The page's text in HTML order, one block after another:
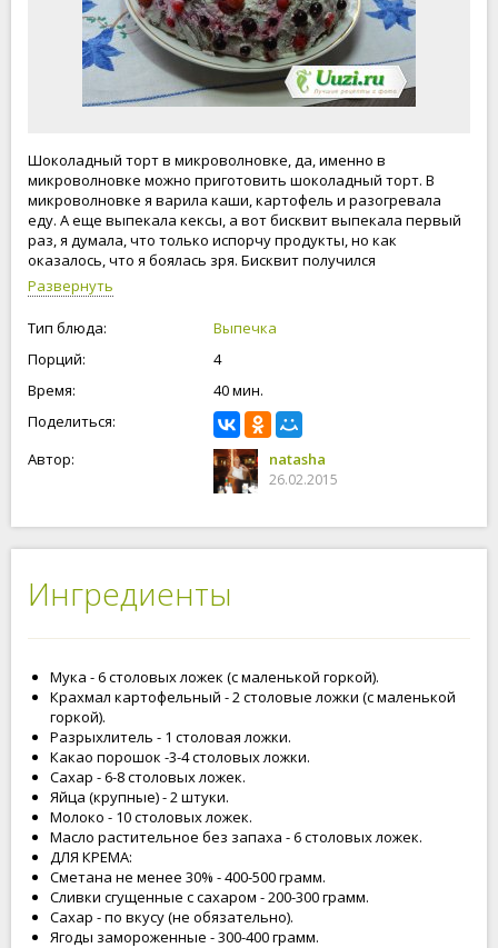
Шоколадный торт в микроволновке, да, именно в
микроволновке можно приготовить шоколадный торт. В
микроволновке я варила каши, картофель и разогревала
еду. А еще выпекала кексы, а вот бисквит выпекала первый
раз, я думала, что только испорчу продукты, но как
оказалось, что я боялась зря. Бисквит получился
великолепный, даже лучше, чем в духовке. Теперь бисквит
буду выпекать только в микроволновке. Из этого бисквита ч
приготовила вкуснейший торт. И вам рекомендую!
Развернуть
Тип блюда:
Выпечка
Порций:
4
Время:
40 мин.
Поделиться:
Автор:
natasha
26.02.2015
Ингредиенты
Мука - 6 столовых ложек (с маленькой горкой).
Крахмал картофельный - 2 столовые ложки (с маленькой
горкой).
Разрыхлитель - 1 столовая ложки.
Какао порошок -3-4 столовых ложки.
Сахар - 6-8 столовых ложек.
Яйца (крупные) - 2 штуки.
Молоко - 10 столовых ложек.
Масло растительное без запаха - 6 столовых ложек.
ДЛЯ КРЕМА:
Сметана не менее 30% - 400-500 грамм.
Сливки сгущенные с сахаром - 200-300 грамм.
Сахар - по вкусу (не обязательно).
Ягоды замороженные - 300-400 грамм.